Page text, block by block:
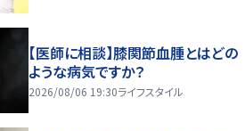
【医師に相談】膝関節血腫とはどの
ような病気ですか？
2026/08/06 19:30ライフスタイル